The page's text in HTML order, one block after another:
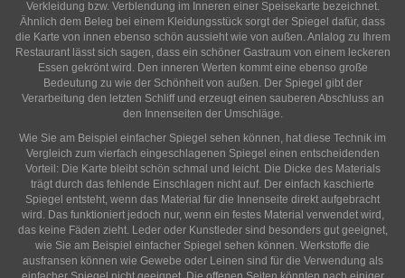
Verkleidung bzw. Verblendung im Inneren einer Speisekarte bezeichnet.
Ähnlich dem Beleg bei einem Kleidungsstück sorgt der Spiegel dafür, dass
die Karte von innen ebenso schön aussieht wie von außen. Anlalog zu Ihrem
Restaurant lässt sich sagen, dass ein schöner Gastraum von einem leckeren
Essen gekrönt wird. Den inneren Werten kommt eine ebenso große
Bedeutung zu wie der Schönheit von außen. Der Spiegel gibt der
Verarbeitung den letzten Schliff und erzeugt einen sauberen Abschluss an
den Innenseiten der Umschläge.
Wie Sie am Beispiel einfacher Spiegel sehen können, hat diese Technik im
Vergleich zum vierfach eingeschlagenen Spiegel einen entscheidenden
Vorteil: Die Karte bleibt schön schmal und leicht. Die Dicke des Materials
trägt durch das fehlende Einschlagen nicht auf. Der einfach kaschierte
Spiegel entsteht, wenn das Material für die Innenseite direkt aufgebracht
wird. Das funktioniert jedoch nur, wenn ein festes Material verwendet wird,
das keine Fäden zieht. Leder oder Kunstleder sind besonders gut geeignet,
wie Sie am Beispiel einfacher Spiegel sehen können. Werkstoffe die
ausfransen können wie Gewebe oder Leinen sind für die Verwendung als